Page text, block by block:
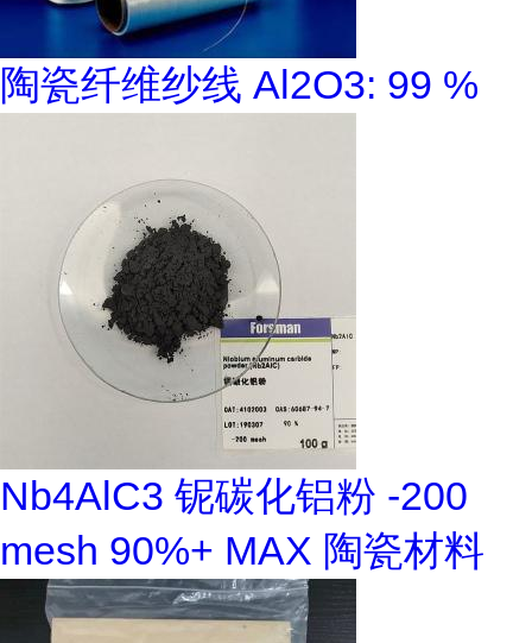
陶瓷纤维纱线 Al2O3: 99 %
Nb4AlC3 铌碳化铝粉 -200
mesh 90%+ MAX 陶瓷材料